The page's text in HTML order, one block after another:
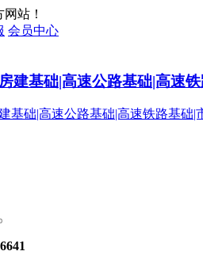
站！
会员中心
建基础|高速公路基础|高速